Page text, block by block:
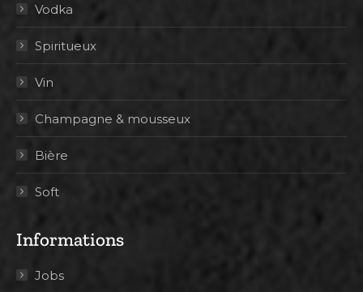
Vodka
Spiritueux
Vin
Champagne & mousseux
Bière
Soft
Informations
Jobs